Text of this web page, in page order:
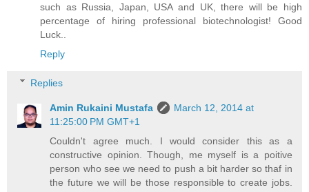
such as Russia, Japan, USA and UK, there will be high
percentage of hiring professional biotechnologist! Good
Luck..
Reply
Replies
Amin Rukaini Mustafa
March 12, 2014 at
11:25:00 PM GMT+1
Couldn't agree much. I would consider this as a
constructive opinion. Though, me myself is a poitive
person who see we need to push a bit harder so thaf in
the future we will be those responsible to create jobs.